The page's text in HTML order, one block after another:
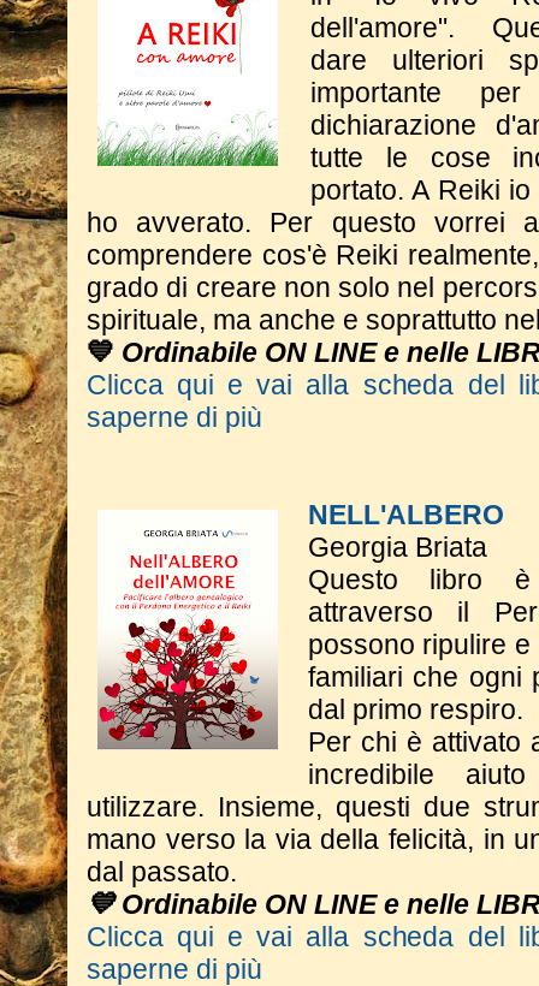
dell'amore".
dare ulteriori
importante
dichiarazione
tutte le cose
portato. A Reiki
ho avverato. ​Per questo vorrei
comprendere cos'è Reiki
grado di creare non solo nel
spirituale, ma anche e soprattutto
💙 Ordinabile ON LINE e nelle
Clicca qui e vai alla scheda del
saperne di più
NELL'ALBERO
Georgia Briata
Questo libro
attraverso il
possono ripulire
familiari che ogni
dal primo respiro.
Per chi è attivato
incredibile
utilizzare. Insieme, questi due
mano verso la via della felicità, in
dal passato.
💙 Ordinabile ON LINE e nelle
Clicca qui e vai alla scheda del
saperne di più